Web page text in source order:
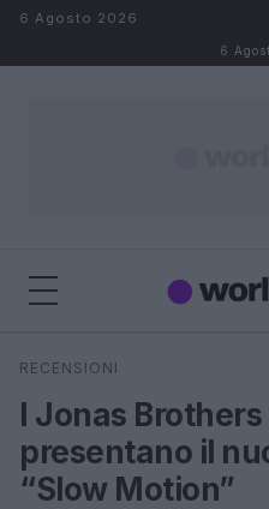
Salta al contenuto
6 Agosto 2026
6
Cerca
RECENSIONI
I Jonas
presentano il
“Slow Motion”